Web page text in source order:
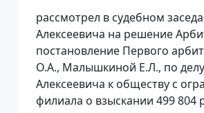
рассмотрел в судебном
Алексеевича на решение
постановление Первого
О.А., Малышкиной Е.Л., по
Алексеевича к обществу с
филиала о взыскании 499 804